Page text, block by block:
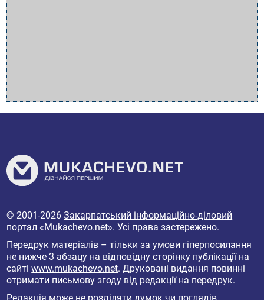
© 2001-2026Закарпатський інформаційно-діловий
портал «Mukachevo.net». Усі права застережено.
Передрук матеріалів – тільки за умови гіперпосилання
не нижче 3 абзацу на відповідну сторінку публікації на
сайтіwww.mukachevo.net. Друковані видання повинні
отримати письмову згоду від редакції на передрук.